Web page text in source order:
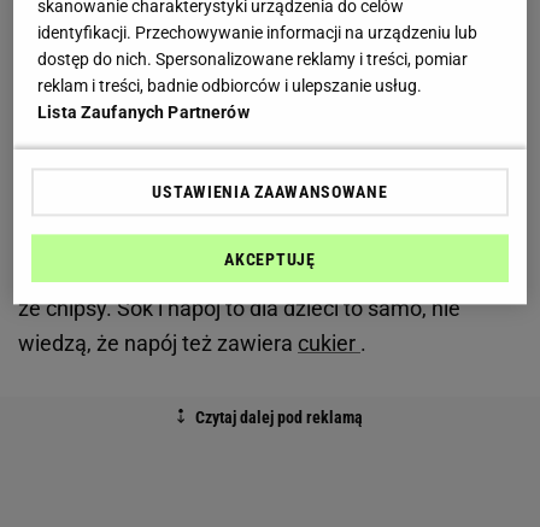
nieprawdopodobne.
Dziś dzieci w Polsce w dużej mierze również czerpią
uważa, że we wrześniu mimo zakazu sprzedaży
niezdrowej żywności w szkolnych sklepikach nadal
znajdą drożdżówki,herbatnikii rogaliki, 22 proc. - że
, 14 proc. - że czekoladowe batony, 11 proc. -
że chipsy. Sok i napój to dla dzieci to samo, nie
wiedzą, że napój też zawiera cukier .
skanowanie charakterystyki urządzenia do celów
identyfikacji. Przechowywanie informacji na urządzeniu lub
dostęp do nich. Spersonalizowane reklamy i treści, pomiar
reklam i treści, badnie odbiorców i ulepszanie usług.
Lista Zaufanych Partnerów
USTAWIENIA ZAAWANSOWANE
AKCEPTUJĘ